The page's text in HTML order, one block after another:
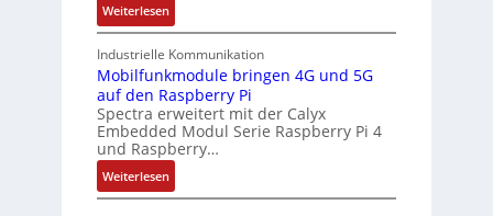
I
a
n
d
E
Weiterlesen:
1
9
-
Z
o
l
l
-
I
Industrielle Kommunikation
Mobilfunkmodule bringen 4G und 5G
auf den Raspberry Pi
Spectra erweitert mit der Calyx
Embedded Modul Serie Raspberry Pi 4
und Raspberry…
Weiterlesen:
M